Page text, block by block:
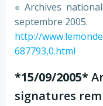
« Archives
septembre 2005.
http://
687793,0.html
*15/09/2005*
signatures